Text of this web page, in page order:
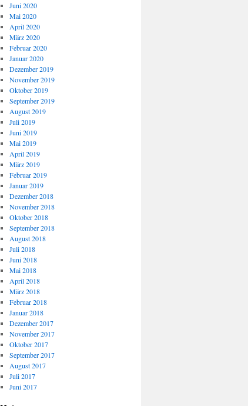
Juni 2020
Mai 2020
April 2020
März 2020
Februar 2020
Januar 2020
Dezember 2019
November 2019
Oktober 2019
September 2019
August 2019
Juli 2019
Juni 2019
Mai 2019
April 2019
März 2019
Februar 2019
Januar 2019
Dezember 2018
November 2018
Oktober 2018
September 2018
August 2018
Juli 2018
Juni 2018
Mai 2018
April 2018
März 2018
Februar 2018
Januar 2018
Dezember 2017
November 2017
Oktober 2017
September 2017
August 2017
Juli 2017
Juni 2017